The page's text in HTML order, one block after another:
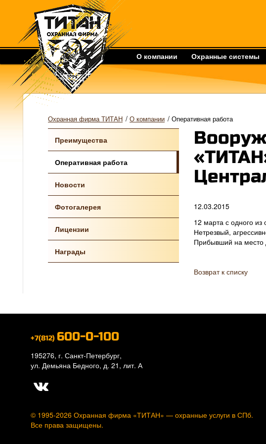
О компании Охранные системы
Охранная фирма ТИТАН / О компании / Оперативная работа
Преимущества
Оперативная работа
Новости
Фотогалерея
Лицензии
Награды
12.03.2015
12 марта с одного
Нетрезвый,
Прибывший на место
Возврат к списку
+7(812) 600-0-100
195276, г. Санкт-Петербург,
ул. Демьяна Бедного, д. 21, лит. А
© 1995-2026 Охранная фирма «ТИТАН» — охранные услуги в СПб.
Все права защищены.